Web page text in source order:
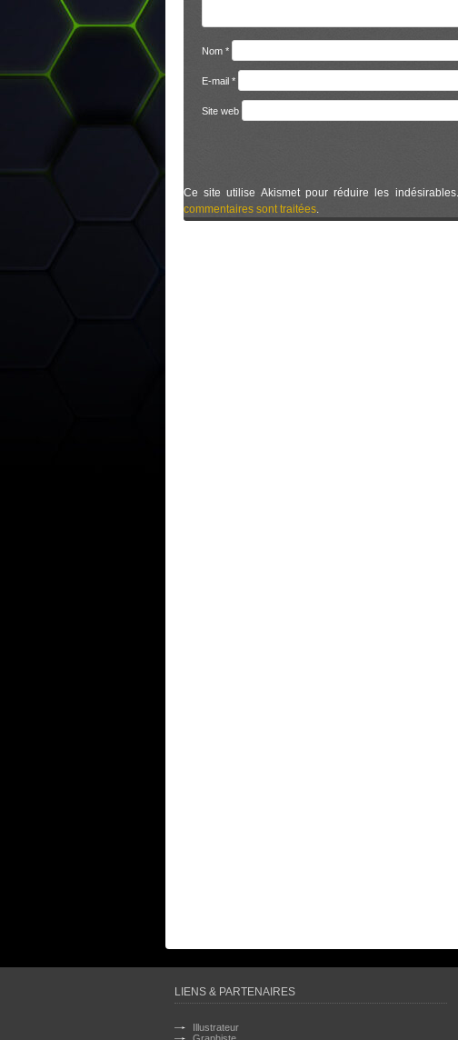
Nom *
E-mail *
Site web
Ce site utilise Akismet pour réduire les indésirables.
commentaires sont traitées.
LIENS & PARTENAIRES
Illustrateur